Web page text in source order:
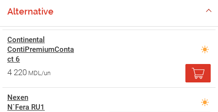
Alternative
Continental
ContiPremiumConta
ct 6
4 220 MDL/un
Nexen
N`Fera RU1